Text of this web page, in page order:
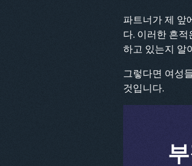
파트너가 제 앞
다. 이러한 흔
하고 있는지 알
그렇다면 여성
것입니다.